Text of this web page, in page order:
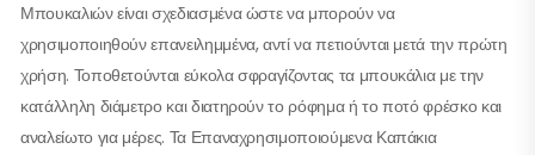
Μπουκαλιών είναι σχεδιασμένα ώστε να μπορούν να
χρησιμοποιηθούν επανειλημμένα, αντί να πετιούνται μετά την πρώτη
χρήση. Τοποθετούνται εύκολα σφραγίζοντας τα μπουκάλια με την
κατάλληλη διάμετρο και διατηρούν το ρόφημα ή το ποτό φρέσκο και
αναλείωτο για μέρες. Τα Επαναχρησιμοποιούμενα Καπάκια